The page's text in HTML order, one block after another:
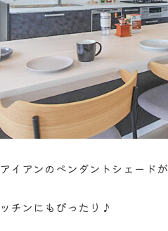
イアンのペンダントシェードが
チンにもぴったり♪